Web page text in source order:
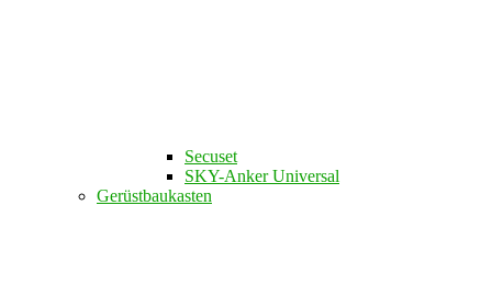
Secuset
SKY-Anker Universal
Gerüstbaukasten